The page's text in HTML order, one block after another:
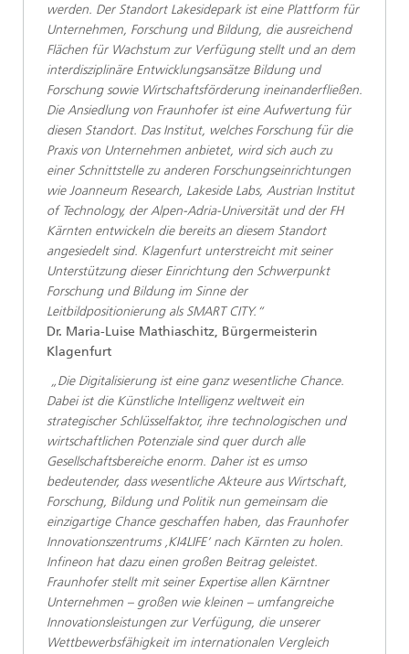
werden. Der Standort Lakesidepark ist eine Plattform für
Unternehmen, Forschung und Bildung, die ausreichend
Flächen für Wachstum zur Verfügung stellt und an dem
interdisziplinäre Entwicklungsansätze Bildung und
Forschung sowie Wirtschaftsförderung ineinanderfließen.
Die Ansiedlung von Fraunhofer ist eine Aufwertung für
diesen Standort. Das Institut, welches Forschung für die
Praxis von Unternehmen anbietet, wird sich auch zu
einer Schnittstelle zu anderen Forschungseinrichtungen
wie Joanneum Research, Lakeside Labs, Austrian Institut
of Technology, der Alpen-Adria-Universität und der FH
Kärnten entwickeln die bereits an diesem Standort
angesiedelt sind. Klagenfurt unterstreicht mit seiner
Unterstützung dieser Einrichtung den Schwerpunkt
Forschung und Bildung im Sinne der
Leitbildpositionierung als SMART CITY.“
Dr. Maria-Luise Mathiaschitz, Bürgermeisterin
Klagenfurt
„Die Digitalisierung ist eine ganz wesentliche Chance.
Dabei ist die Künstliche Intelligenz weltweit ein
strategischer Schlüsselfaktor, ihre technologischen und
wirtschaftlichen Potenziale sind quer durch alle
Gesellschaftsbereiche enorm. Daher ist es umso
bedeutender, dass wesentliche Akteure aus Wirtschaft,
Forschung, Bildung und Politik nun gemeinsam die
einzigartige Chance geschaffen haben, das Fraunhofer
Innovationszentrums ‚KI4LIFE‘ nach Kärnten zu holen.
Infineon hat dazu einen großen Beitrag geleistet.
Fraunhofer stellt mit seiner Expertise allen Kärntner
Unternehmen – großen wie kleinen – umfangreiche
Innovationsleistungen zur Verfügung, die unserer
Wettbewerbsfähigkeit im internationalen Vergleich